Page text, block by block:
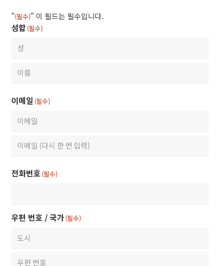
"(필수)" 이 필드는 필수입니다.
성함 (필수)
이메일 (필수)
Email
Email
전화번호 (필수)
우편 번호 / 국가 (필수)